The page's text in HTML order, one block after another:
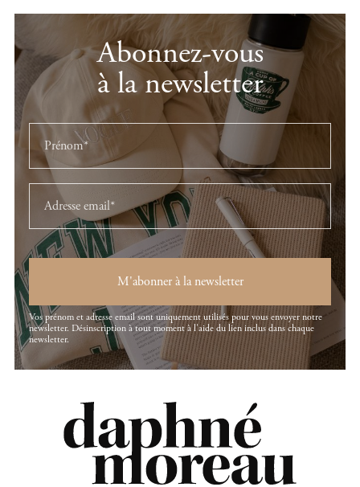
Abonnez-vous
à la newsletter
M'abonner à la newsletter
Vos prénom et adresse email sont uniquement utilisés pour vous envoyer notre
newsletter. Désinscription à tout moment à l'aide du lien inclus dans chaque
newsletter.